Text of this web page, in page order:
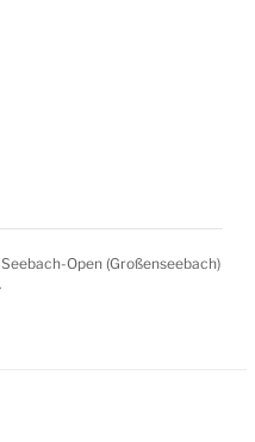
Seebach-Open (Großenseebach)